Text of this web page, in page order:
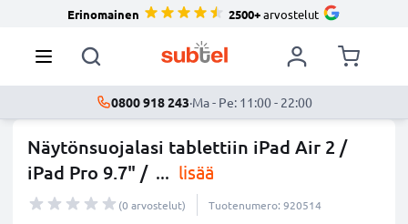
Erinomainen 2500+arvostelut
0800 918 243·Ma - Pe: 11:00 - 22:00
Näytönsuojalasi tablettiin iPad Air 2 /
iPad Pro 9.7" / ... lisää
(0 arvostelut) Tuotenumero: 920514